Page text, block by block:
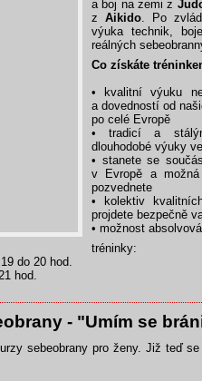
a boj na zemi z
z Aikido . Po
výuka technik,
reálných
Co získáte
• kvalitní výuku
a dovedností od
po celé Evropě
• tradicí a
dlouhodobé výuky
• stanete se
v Evropě a
pozvednete
• kolektiv
projdete bezpečně
• možnost
tréninky:
do 20 hod.
hod.
- "Umím se
sebeobrany pro ženy. Již teď